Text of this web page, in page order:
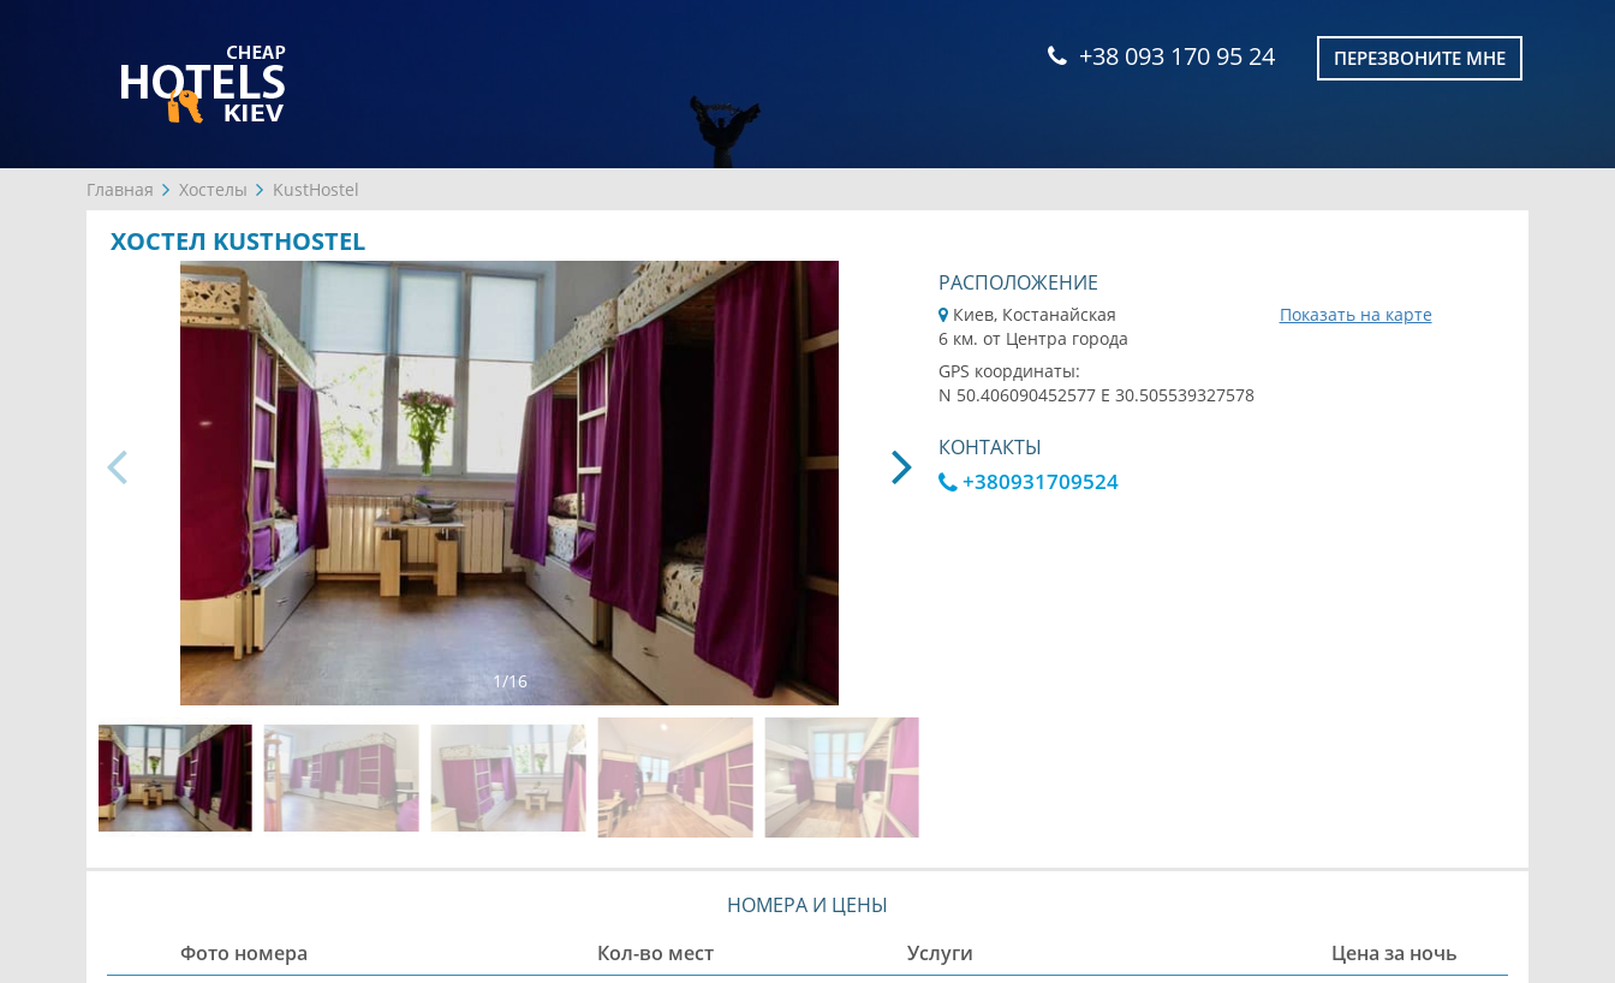
+38 093 170 95 24 ПЕРЕЗВОНИТЕ МНЕ
Главная Хостелы KustHostel
ХОСТЕЛ KUSTHOSTEL
1/16
РАСПОЛОЖЕНИЕ
Киев, Костанайская
Показать на карте
6 км. от Центра города
GPS координаты:
N 50.406090452577 E 30.505539327578
КОНТАКТЫ
+380931709524
НОМЕРА И ЦЕНЫ
Фото номера
Кол-во мест Услуги Цена за ночь